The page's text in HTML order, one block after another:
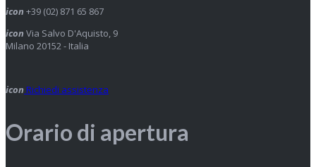
icon +39 (02) 871 65 867
icon Via Salvo D'Aquisto, 9
Milano 20152 - Italia
icon Richiedi assistenza
Orario di apertura